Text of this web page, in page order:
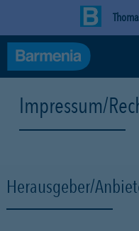
Impressum/
Herausgeber/